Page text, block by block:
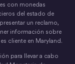
con monedas
del estado de
un reclamo,
información sobre
cliente en Maryland.
para llevar a cabo